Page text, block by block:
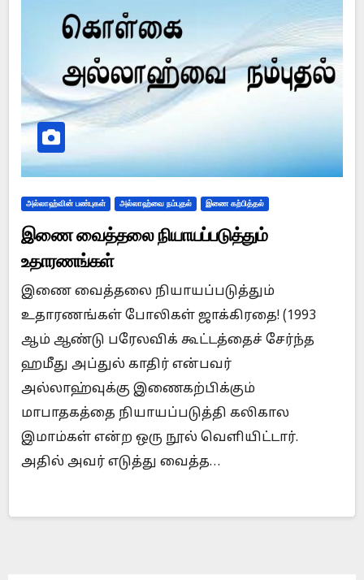
அல்லாஹ்வின் பண்புகள் அல்லாஹ்வை நம்புதல் இணை கற்பித்தல்
இணை வைத்தலை நியாயப்படுத்தும்
உதாரணங்கள்
இணை வைத்தலை நியாயப்படுத்தும்
உதாரணங்கள் போலிகள் ஜாக்கிரதை! (1993
ஆம் ஆண்டு பரேலவிக் கூட்டத்தைச் சேர்ந்த
ஹமீது அப்துல் காதிர் என்பவர்
அல்லாஹ்வுக்கு இணைகற்பிக்கும்
மாபாதகத்தை நியாயப்படுத்தி கலிகால
இமாம்கள் என்ற ஒரு நூல் வெளியிட்டார்.
அதில் அவர் எடுத்து வைத்த…